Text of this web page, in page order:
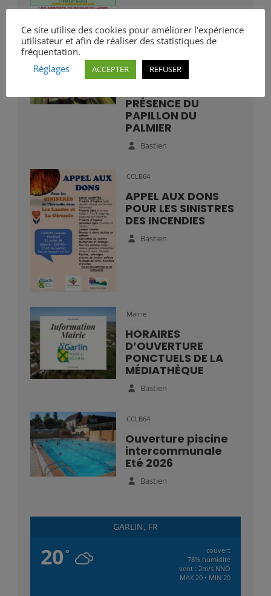
Mairie
PRÉSENCE DU
PAPILLON DU
PALMIER
Bastien
CCLB64
APPEL AUX DONS
POUR LES SINISTRES
DES INCENDIES
Bastien
Mairie
HORAIRES
D’OUVERTURE
PONCTUELS DE LA
MÉDIATHÈQUE
Bastien
CCLB64
Ouverture piscine
intercommunale
Eté 2026
Bastien
GARLIN, FR
20°
couvert
78% humidité
vent : 2m/s NNO
MAX 20 • MIN 20
Ce site utilise des cookies pour améliorer l'expérience
utilisateur et afin de réaliser des statistiques de
fréquentation.
Réglages
ACCEPTER REFUSER